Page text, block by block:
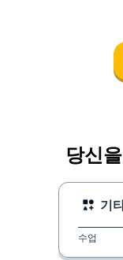
당신
기
수업